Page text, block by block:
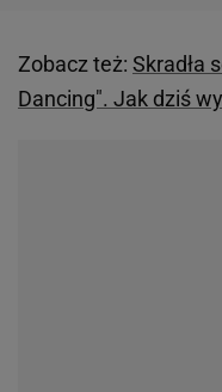
Zobacz też: Skradła
Dancing". Jak dziś